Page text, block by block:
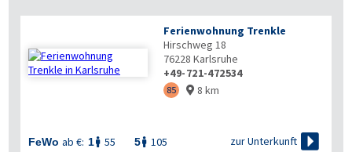
Ferienwohnung Trenkle
Hirschweg 18
76228 Karlsruhe
+49-721-472534
85  8 km
FeWo ab €: 1 55 5 105 zur Unterkunft 